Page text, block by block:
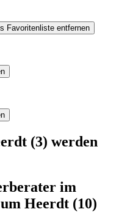
Favoritenliste entfernen
(3) werden
im
Heerdt (10)